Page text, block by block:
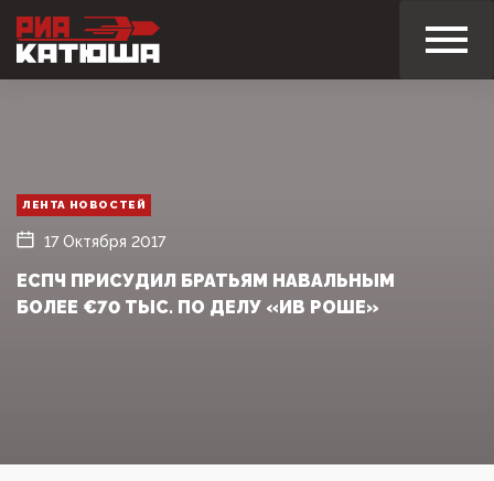
ЛЕНТА НОВОСТЕЙ
17 Октября 2017
ЕСПЧ ПРИСУДИЛ БРАТЬЯМ НАВАЛЬНЫМ
БОЛЕЕ €70 ТЫС. ПО ДЕЛУ «ИВ РОШЕ»‍